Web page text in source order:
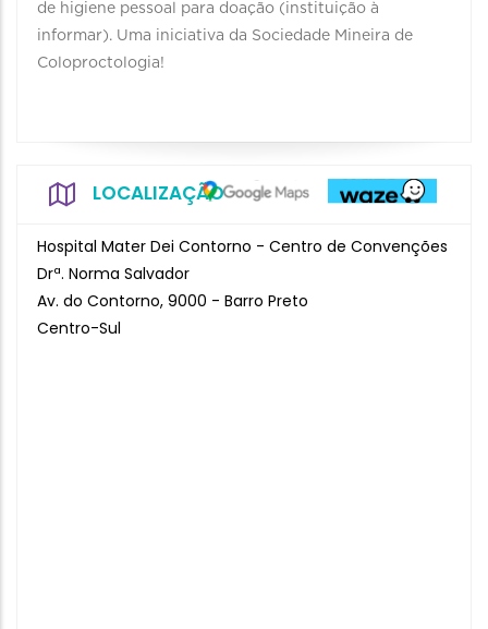
de higiene pessoal para doação (instituição à
informar). Uma iniciativa da Sociedade Mineira de
Coloproctologia!
LOCALIZAÇÃO
Hospital Mater Dei Contorno - Centro de Convenções
Drª. Norma Salvador
Av. do Contorno, 9000 - Barro Preto
Centro-Sul